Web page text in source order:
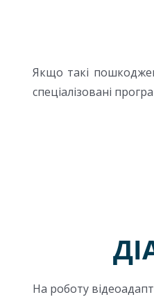
Якщо такі
спеціалізовані
На роботу